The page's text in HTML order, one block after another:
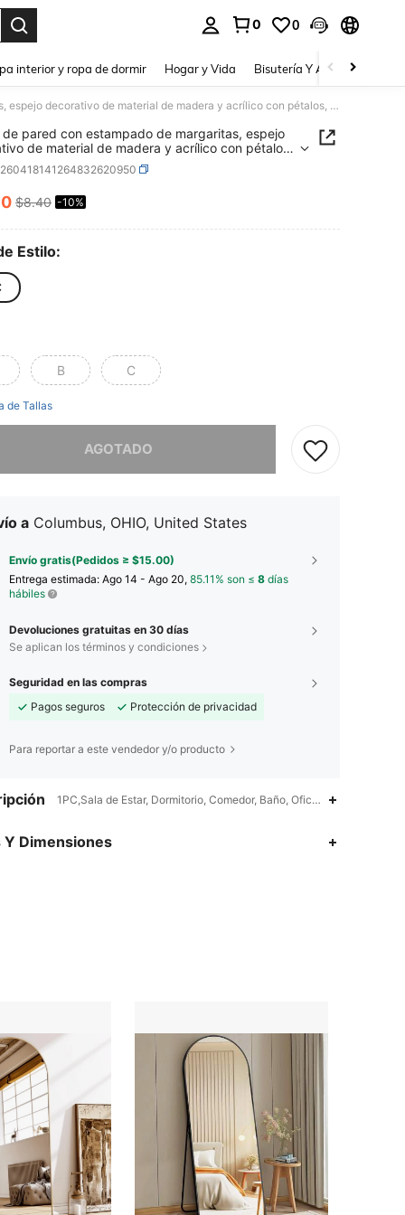
0 0
interior y ropa de dormir Hogar y Vida Bisutería Y Accesorios
Espejo de pared con estampado de margaritas, espejo decorativo de material de madera y acrílico con pétalos, espejo único para decoración de sala de estar, dormitorio y baño
de pared con estampado de margaritas, espejo
de material de madera y acrílico con pétalos,
único para decoración de sala de estar,
y baño
AND AVAILABILITY
$8.40 -10%
Estilo:
B C
de Tallas
AGOTADO
a Columbus, OHIO, United States
Envío gratis(Pedidos ≥ $15.00)
Entrega estimada: Ago 14 - Ago 20, 85.11% son ≤ 8 días
hábiles
Devoluciones gratuitas en 30 días
Se aplican los términos y condiciones
Seguridad en las compras
Pagos seguros
Protección de privacidad
Para reportar a este vendedor y/o producto
1PC,Sala de Estar, Dormitorio, Comedor, Baño, Oficina en
Y Dimensiones